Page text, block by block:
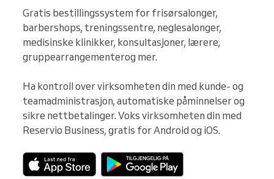
Gratis bestillingssystem for frisørsalonger,
barbershops, treningssentre, neglesalonger,
medisinske klinikker, konsultasjoner, lærere,
gruppearrangementerog mer.
Ha kontroll over virksomheten din med kunde- og
teamadministrasjon, automatiske påminnelser og
sikre nettbetalinger. Voks virksomheten din med
Reservio Business, gratis for Android og iOS.